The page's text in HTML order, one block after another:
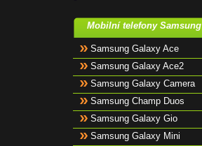
Mobilní telefony Samsung
Samsung Galaxy Ace
Samsung Galaxy Ace2
Samsung Galaxy Camera
Samsung Champ Duos
Samsung Galaxy Gio
Samsung Galaxy Mini